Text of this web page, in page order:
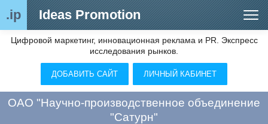
.ip Ideas Promotion
Сегменты рынка
Цифровой ремаркетинг (анализ рынка)
Цифровой маркетинг, инновационная реклама и PR. Экспресс
исследования рынков.
ДОБАВИТЬ САЙТ ЛИЧНЫЙ КАБИНЕТ
ОАО "Научно-производственное объединение
"Сатурн"